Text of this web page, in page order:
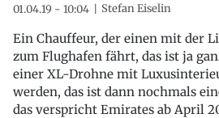
01.04.19 - 10:04 Stefan Eiselin
Ein Chauffeur, der einen mit der
zum Flughafen fährt, das ist ja
einer XL-Drohne mit
werden, das ist dann nochmals
das verspricht Emirates ab April